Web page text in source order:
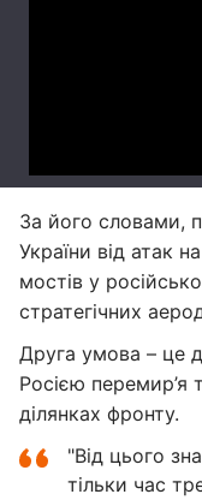
За його словами,
України від атак
мостів у
стратегічних
Друга умова – це
Росією перемир’я
ділянках фронту.
"Від цього
тільки час